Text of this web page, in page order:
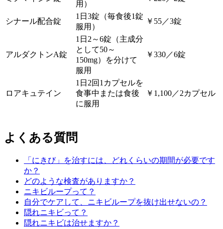
用）
シナール配合錠
1日3錠（毎食後1錠
服用）
￥55／3錠
アルダクトンA錠
1日2～6錠（主成分
として50～
150mg）を分けて
服用
￥330／6錠
ロアキュテイン
1日2回1カプセルを
食事中または食後
に服用
￥1,100／2カプセル
よくある質問
「にきび」を治すには、どれくらいの期間が必要です
か？
どのような検査がありますか？
ニキビループって？
自分でケアして、ニキビループを抜け出せないの？
隠れニキビって？
隠れニキビは治せますか？